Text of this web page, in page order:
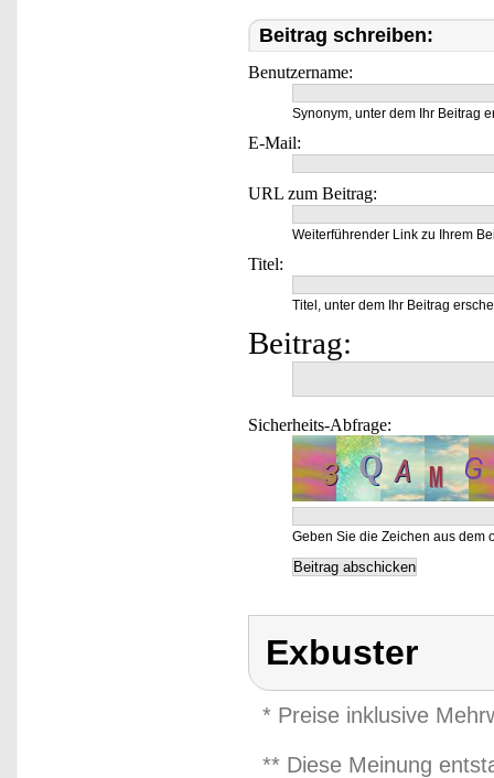
Beitrag schreiben:
Benutzername:
Synonym, unter dem Ihr Beitrag
E-Mail:
URL zum Beitrag:
Weiterführender Link zu Ihrem
Titel:
Titel, unter dem Ihr Beitrag
Beitrag:
Sicherheits-Abfrage:
Geben Sie die Zeichen aus dem
Exbuster
* Preise inklusive
** Diese Meinung